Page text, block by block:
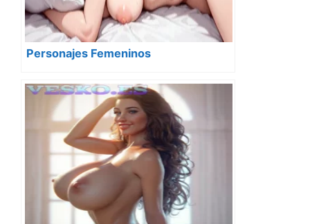
Personajes Femeninos